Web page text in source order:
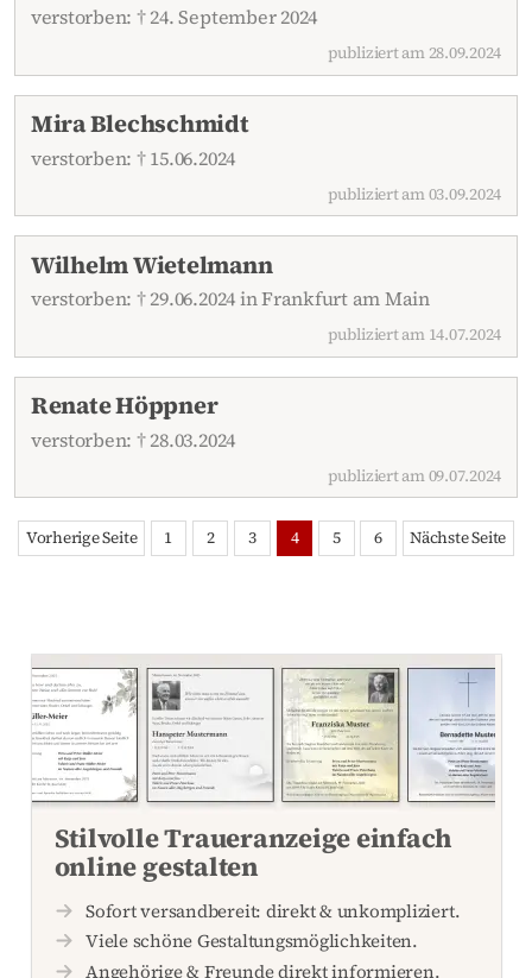
verstorben: † 24. September 2024
publiziert am 28.09.2024
Mira Blechschmidt
verstorben: † 15.06.2024
publiziert am 03.09.2024
Wilhelm Wietelmann
verstorben: † 29.06.2024 in Frankfurt am Main
publiziert am 14.07.2024
Renate Höppner
verstorben: † 28.03.2024
publiziert am 09.07.2024
Vorherige Seite 1 2 3 4 5 6 Nächste Seite
Stilvolle Traueranzeige einfach
online gestalten
Sofort versandbereit: direkt & unkompliziert.
Viele schöne Gestaltungsmöglichkeiten.
Angehörige & Freunde direkt informieren.